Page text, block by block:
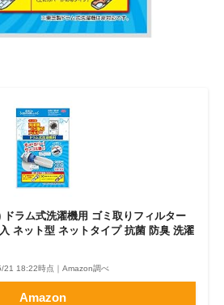
ラム式洗濯機用 ゴミ取りフィルター
ネット型 ネットタイプ 抗菌 防臭 洗濯
21 18:22時点｜Amazon調べ
Amazon